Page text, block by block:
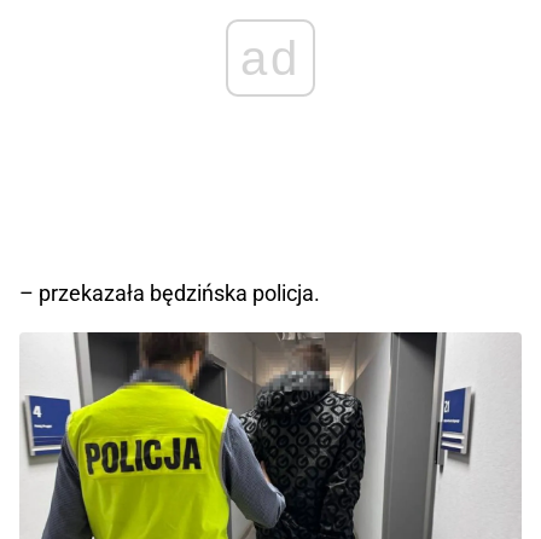
ad
– przekazała będzińska policja.